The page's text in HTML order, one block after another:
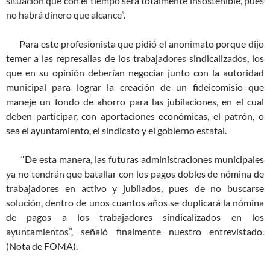
no habrá dinero que alcance”.
Para este profesionista que pidió el anonimato porque dijo
temer a las represalias de los trabajadores sindicalizados, los
que en su opinión deberían negociar junto con la autoridad
municipal para lograr la creación de un fideicomisio que
maneje un fondo de ahorro para las jubilaciones, en el cual
deben participar, con aportaciones económicas, el patrón, o
sea el ayuntamiento, el sindicato y el gobierno estatal.
“De esta manera, las futuras administraciones municipales
ya no tendrán que batallar con los pagos dobles de nómina de
trabajadores en activo y jubilados, pues de no buscarse
solución, dentro de unos cuantos años se duplicará la nómina
de pagos a los trabajadores sindicalizados en los
ayuntamientos”, señaló finalmente nuestro entrevistado.
(Nota de FOMA).